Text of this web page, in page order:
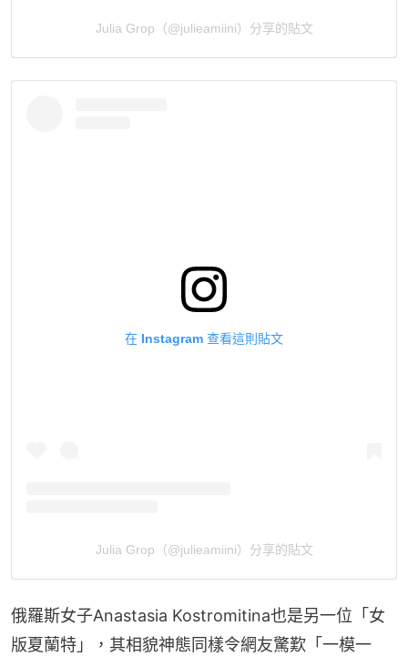
Julia Grop（@julieamiini）分享的貼文
在 Instagram 查看這則貼文
Julia Grop（@julieamiini）分享的貼文
俄羅斯女子Anastasia Kostromitina也是另一位「女
版夏蘭特」，其相貌神態同樣令網友驚歎「一模一